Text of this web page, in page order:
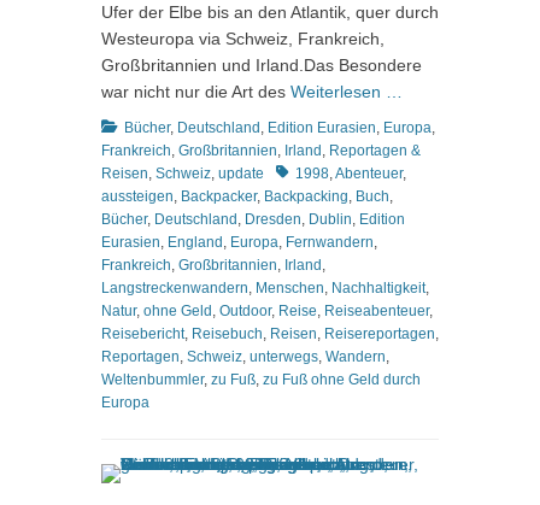
Ufer der Elbe bis an den Atlantik, quer durch
Westeuropa via Schweiz, Frankreich,
Großbritannien und Irland.Das Besondere
war nicht nur die Art des Weiterlesen …
Kategorien
Bücher, Deutschland Edition Eurasien Europa
Frankreich Großbritannien Irland Reportagen &
Reisen Schweiz update Schlagworte
1998 Abenteuer,
aussteigen Backpacker, Backpacking Buch
Bücher, Deutschland Dresden Dublin Edition
Eurasien England Europa Fernwandern
Frankreich Großbritannien Irland
Langstreckenwandern Menschen Nachhaltigkeit,
Natur, ohne Geld Outdoor, Reise Reiseabenteuer,
Reisebericht, Reisebuch Reisen Reisereportagen
Reportagen Schweiz unterwegs Wandern
Weltenbummler, zu Fuß zu Fuß ohne Geld durch
Europa